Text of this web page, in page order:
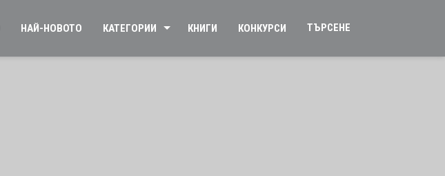
НАЙ-НОВОТО КАТЕГОРИИ КНИГИ КОНКУРСИ ТЪРСЕНЕ